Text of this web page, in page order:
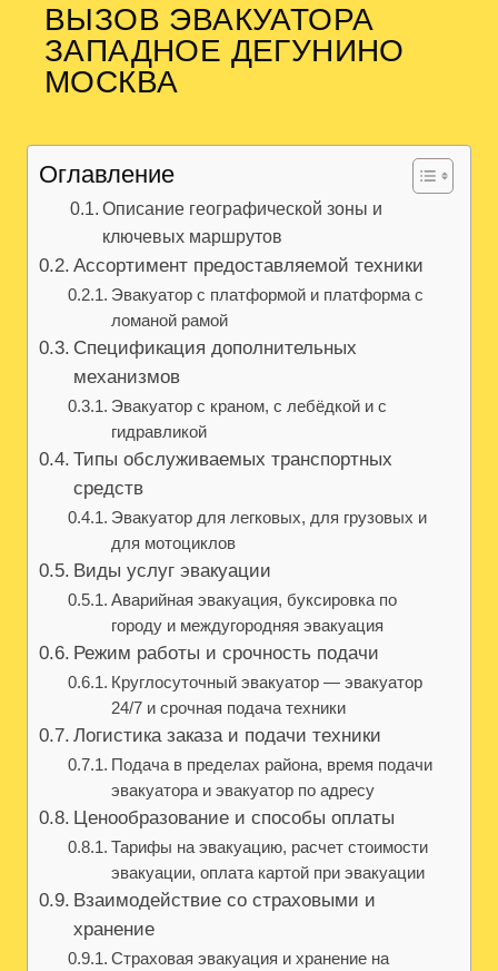
ВЫЗОВ ЭВАКУАТОРА
ЗАПАДНОЕ ДЕГУНИНО
МОСКВА
Оглавление
Описание географической зоны и
ключевых маршрутов
Ассортимент предоставляемой техники
Эвакуатор с платформой и платформа с
ломаной рамой
Спецификация дополнительных
механизмов
Эвакуатор с краном, с лебёдкой и с
гидравликой
Типы обслуживаемых транспортных
средств
Эвакуатор для легковых, для грузовых и
для мотоциклов
Виды услуг эвакуации
Аварийная эвакуация, буксировка по
городу и междугородняя эвакуация
Режим работы и срочность подачи
Круглосуточный эвакуатор — эвакуатор
24/7 и срочная подача техники
Логистика заказа и подачи техники
Подача в пределах района, время подачи
эвакуатора и эвакуатор по адресу
Ценообразование и способы оплаты
Тарифы на эвакуацию, расчет стоимости
эвакуации, оплата картой при эвакуации
Взаимодействие со страховыми и
хранение
Страховая эвакуация и хранение на